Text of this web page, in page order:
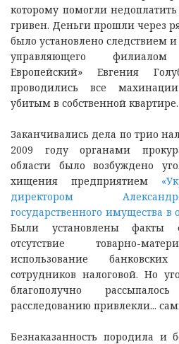
которому помогли
гривен. Деньги прошли через
было установлено следствием
управляющего
Европейский» Евгения
проводились все
убитым в собственной квартире.
Заканчивались дела по трио
2009 году органами
области было возбуждено
хищения предприятием
директором
государственного имущества в
Были установлены факты
отсутствие товарно-
использование
сотрудников налоговой. Но
благополучно
расследованию привлекли...
Безнаказанность породила